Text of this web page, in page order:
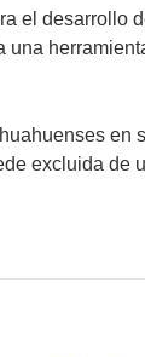
el
excluida de